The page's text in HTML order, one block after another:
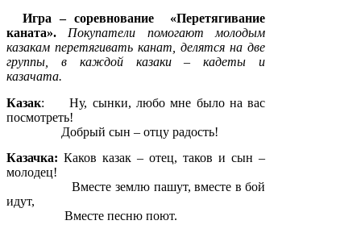
Игра – соревнование «Перетягивание
каната». Покупатели помогают молодым
казакам перетягивать канат, делятся на две
группы, в каждой казаки – кадеты и
казачата.
Казак: Ну, сынки, любо мне было на вас
посмотреть!
Добрый сын – отцу радость!
Казачка: Каков казак – отец, таков и сын –
молодец!
Вместе землю пашут, вместе в бой
идут,
Вместе песню поют.